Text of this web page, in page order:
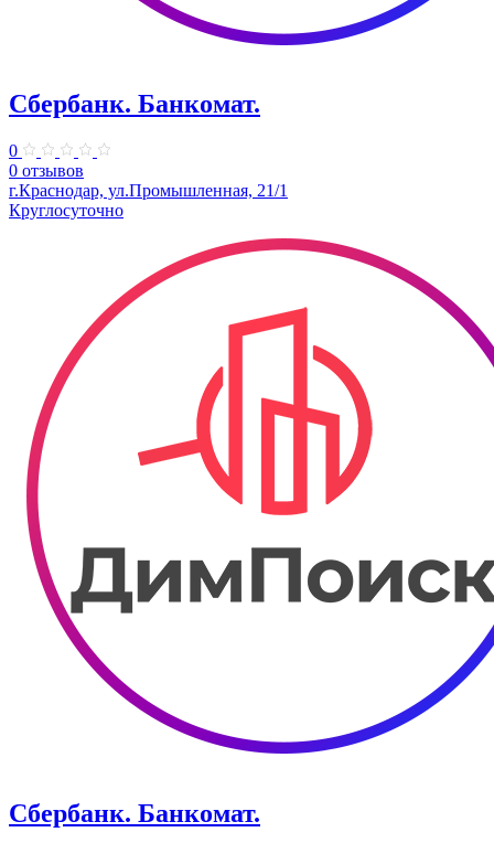
Сбербанк. Банкомат.
0
0 отзывов
г.Краснодар, ул.Промышленная, 21/1
Круглосуточно
Сбербанк. Банкомат.